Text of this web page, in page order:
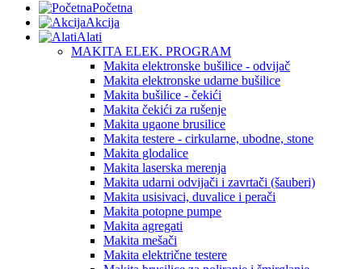
Početna
Akcija
Alati
MAKITA ELEK. PROGRAM
Makita elektronske bušilice - odvijač
Makita elektronske udarne bušilice
Makita bušilice - čekići
Makita čekići za rušenje
Makita ugaone brusilice
Makita testere - cirkularne, ubodne, stone
Makita glodalice
Makita laserska merenja
Makita udarni odvijači i zavrtači (šauberi)
Makita usisivaci, duvalice i perači
Makita potopne pumpe
Makita agregati
Makita mešači
Makita električne testere